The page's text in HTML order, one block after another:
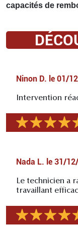
capacités de
Ninon D. le 01/
Intervention
Nada L. le 31/
Le technicien a
travaillant